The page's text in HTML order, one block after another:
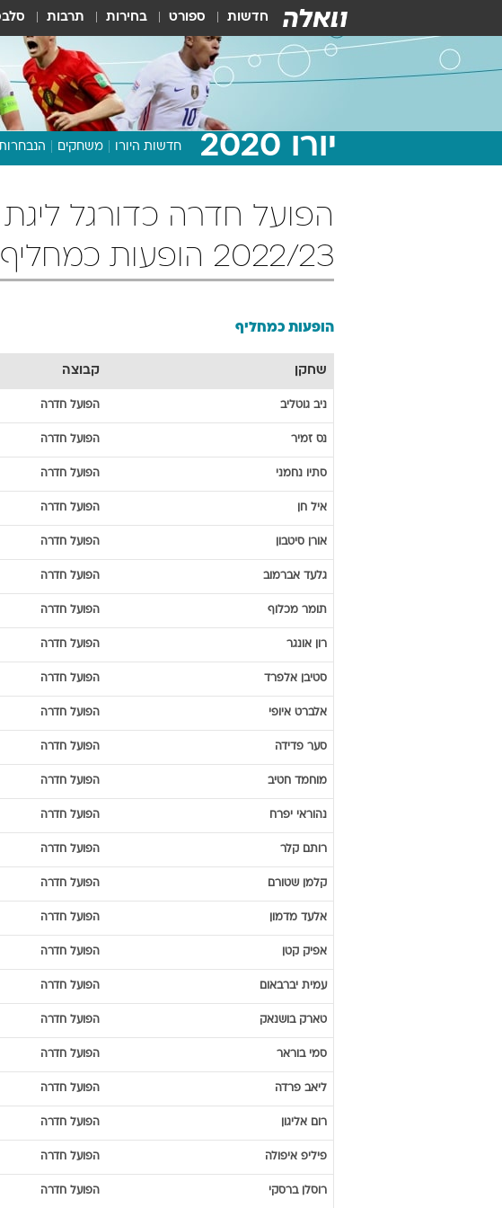
חדשות ספורט בחירות תרבות
יורו 2020 חדשות היורו משחקים
הפועל חדרה כדורגל
2022/23 הופעות כמחליף
הופעות כמחליף
שחקן קבוצה
ניב גוטליב הפועל חדרה
נס זמיר הפועל חדרה
סתיו נחמני הפועל חדרה
איל חן הפועל חדרה
אורן סיטבון הפועל חדרה
גלעד אברמוב הפועל חדרה
תומר מכלוף הפועל חדרה
רון אונגר הפועל חדרה
סטיבן אלפרד הפועל חדרה
אלברט איופי הפועל חדרה
סער פדידה הפועל חדרה
מוחמד חטיב הפועל חדרה
נהוראי יפרח הפועל חדרה
רותם קלר הפועל חדרה
קלמן שטורם הפועל חדרה
אלעד מדמון הפועל חדרה
אפיק קטן הפועל חדרה
עמית יברבאום הפועל חדרה
טארק בושנאק הפועל חדרה
סמי בוראר הפועל חדרה
ליאב פרדה הפועל חדרה
רום אליגון הפועל חדרה
פיליפ איפולה הפועל חדרה
רוסלן ברסקי הפועל חדרה